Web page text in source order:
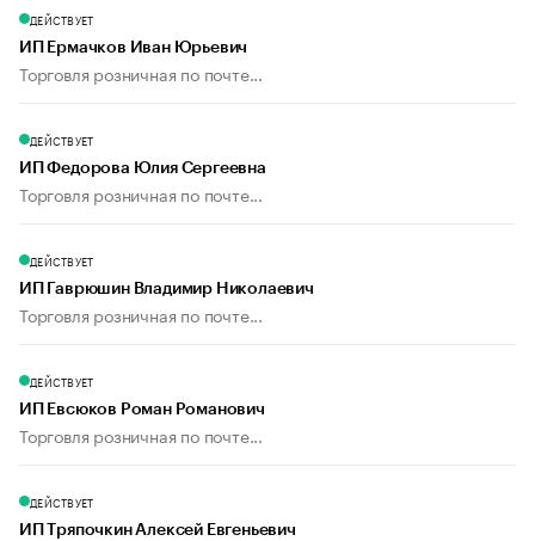
ДЕЙСТВУЕТ
ИП Ермачков Иван Юрьевич
Торговля розничная по почте...
ДЕЙСТВУЕТ
ИП Федорова Юлия Сергеевна
Торговля розничная по почте...
ДЕЙСТВУЕТ
ИП Гаврюшин Владимир Николаевич
Торговля розничная по почте...
ДЕЙСТВУЕТ
ИП Евсюков Роман Романович
Торговля розничная по почте...
ДЕЙСТВУЕТ
ИП Тряпочкин Алексей Евгеньевич